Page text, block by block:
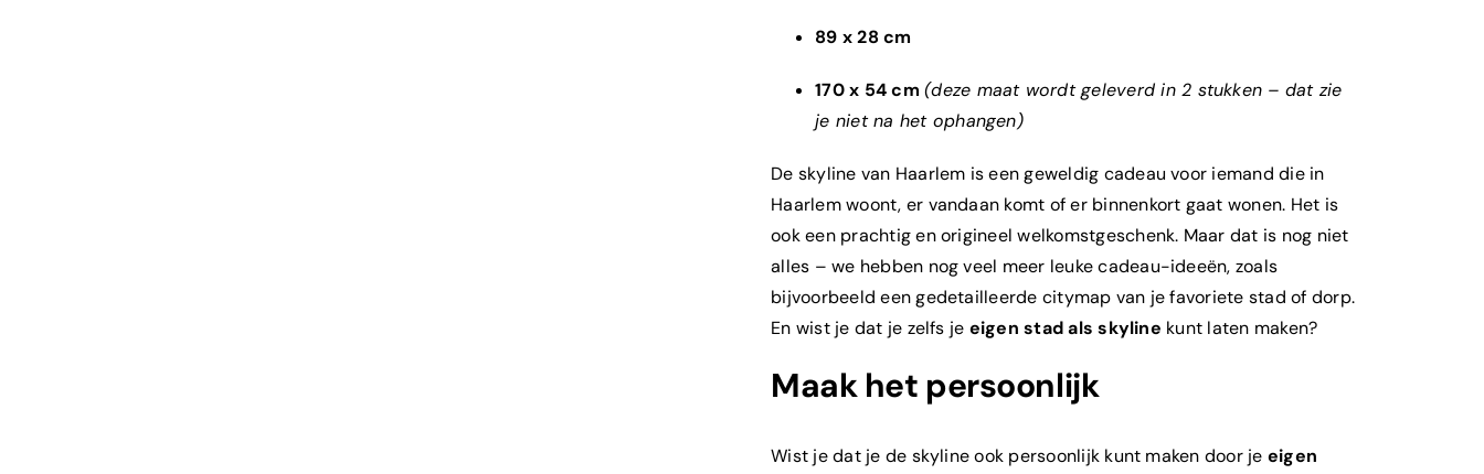
89 x 28 cm
170 x 54 cm (deze maat wordt geleverd in 2 stukken – dat zie
je niet na het ophangen)
De skyline van Haarlem is een geweldig cadeau voor iemand die in
Haarlem woont, er vandaan komt of er binnenkort gaat wonen. Het is
ook een prachtig en origineel welkomstgeschenk. Maar dat is nog niet
alles – we hebben nog veel meer leuke cadeau-ideeën, zoals
bijvoorbeeld een gedetailleerde citymap van je favoriete stad of dorp.
En wist je dat je zelfs je eigen stad als skyline kunt laten maken?
Maak het persoonlijk
Wist je dat je de skyline ook persoonlijk kunt maken door je eigen